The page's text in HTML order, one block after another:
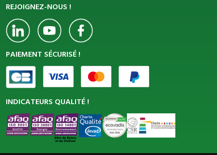
REJOIGNEZ-NOUS !
PAIEMENT SÉCURISÉ !
INDICATEURS QUALITÉ !